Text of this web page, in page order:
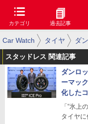
カテゴリ 過去記事
Car Watch タイヤ ダ
スタッドレス 関連記事
ダンロ
ーマッ
化した
「“氷上
タイヤに